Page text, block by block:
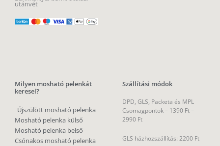
utánvét
Milyen mosható pelenkát
keresel?
Újszülött mosható pelenka
Mosható pelenka külső
Mosható pelenka belső
Csónakos mosható pelenka
Szállítási módok
DPD, GLS, Packeta és MPL
Csomagpontok – 1390 Ft –
2990 Ft
GLS házhozszállítás: 2200 Ft